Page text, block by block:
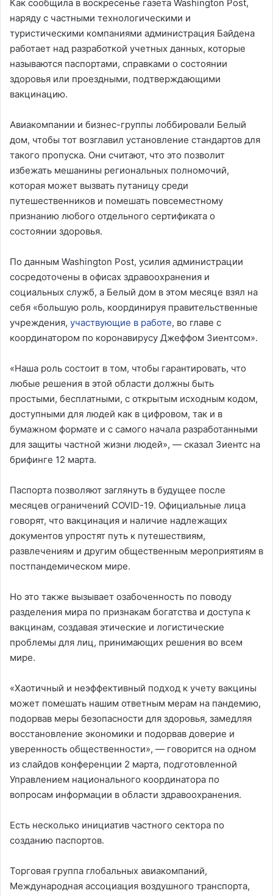
Как сообщила в воскресенье газета Washington Post,
наряду с частными технологическими и
туристическими компаниями администрация Байдена
работает над разработкой учетных данных, которые
называются паспортами, справками о состоянии
здоровья или проездными, подтверждающими
вакцинацию.
Авиакомпании и бизнес-группы лоббировали Белый
дом, чтобы тот возглавил установление стандартов для
такого пропуска. Они считают, что это позволит
избежать мешанины региональных полномочий,
которая может вызвать путаницу среди
путешественников и помешать повсеместному
признанию любого отдельного сертификата о
состоянии здоровья.
По данным Washington Post, усилия администрации
сосредоточены в офисах здравоохранения и
социальных служб, а Белый дом в этом месяце взял на
себя «большую роль, координируя правительственные
учреждения, участвующие в работе, во главе с
координатором по коронавирусу Джеффом Зиентсом».
«Наша роль состоит в том, чтобы гарантировать, что
любые решения в этой области должны быть
простыми, бесплатными, с открытым исходным кодом,
доступными для людей как в цифровом, так и в
бумажном формате и с самого начала разработанными
для защиты частной жизни людей», — сказал Зиентс на
брифинге 12 марта.
Паспорта позволяют заглянуть в будущее после
месяцев ограничений COVID-19. Официальные лица
говорят, что вакцинация и наличие надлежащих
документов упростят путь к путешествиям,
развлечениям и другим общественным мероприятиям в
постпандемическом мире.
Но это также вызывает озабоченность по поводу
разделения мира по признакам богатства и доступа к
вакцинам, создавая этические и логистические
проблемы для лиц, принимающих решения во всем
мире.
«Хаотичный и неэффективный подход к учету вакцины
может помешать нашим ответным мерам на пандемию,
подорвав меры безопасности для здоровья, замедляя
восстановление экономики и подорвав доверие и
уверенность общественности», — говорится на одном
из слайдов конференции 2 марта, подготовленной
Управлением национального координатора по
вопросам информации в области здравоохранения.
Есть несколько инициатив частного сектора по
созданию паспортов.
Торговая группа глобальных авиакомпаний,
Международная ассоциация воздушного транспорта,